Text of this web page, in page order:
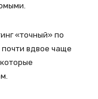
«точный» по
вдвое чаще